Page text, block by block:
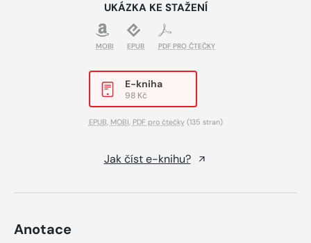
UKÁZKA KE STAŽENÍ
MOBI EPUB PDF PRO ČTEČKY
E-kniha
98 Kč
EPUB, MOBI, PDF pro čtečky(135 stran)
Jak číst e-knihu?
Anotace